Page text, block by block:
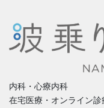
内科・心療内科
在宅医療・オンライン診